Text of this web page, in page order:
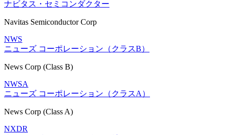
ナビタス・セミコンダクター
Navitas Semiconductor Corp
NWS
ニューズ コーポレーション（クラスB）
News Corp (Class B)
NWSA
ニューズ コーポレーション（クラスA）
News Corp (Class A)
NXDR